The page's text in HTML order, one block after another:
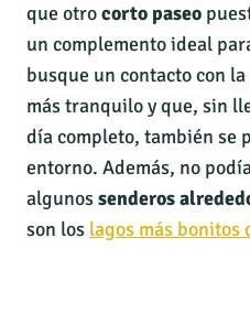
que otrocorto paseo
un complemento ideal
busque un contacto con
más tranquilo y que, sin
día completo, también se
entorno. Además, no
algunossenderos
son los lagos más bonitos